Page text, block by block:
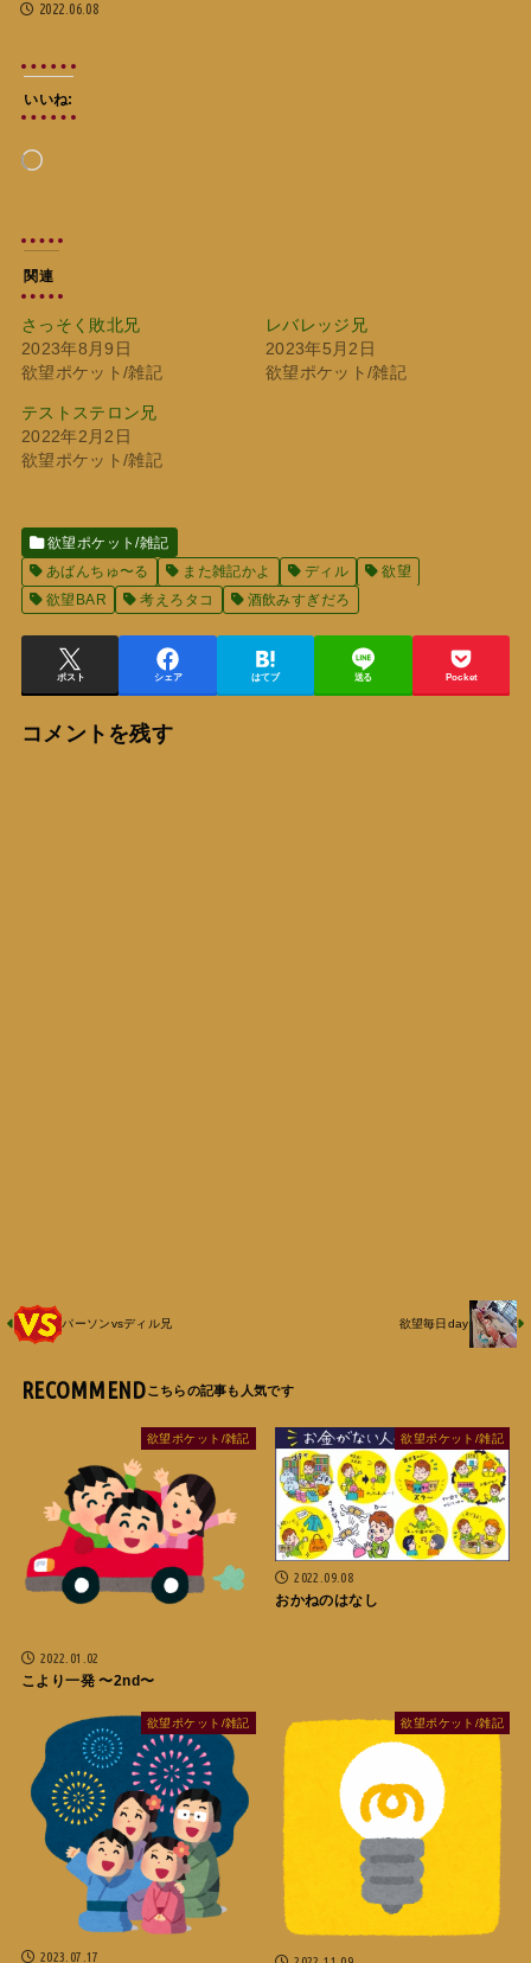
2022.06.08
いいね:
み
中…
関連
さっそく敗北兄
2023年8月9日
欲望ポケット/雑記
レバレッジ兄
2023年5月2日
欲望ポケット/雑記
テストステロン兄
2022年2月2日
欲望ポケット/雑記
欲望ポケット/雑記
あばんちゅ〜る
また雑記かよ ディル
欲望
欲望BAR
考えろタコ 酒飲みすぎだろ
ポスト シェア はてブ 送る Pocket
コメントを残す
パーソンvsディル兄 欲望毎日day
RECOMMEND
欲望ポケット/雑記
2022.01.02
こより一発 〜2nd〜
欲望ポケット/雑記
2022.09.08
おかねのはなし
欲望ポケット/雑記
2023.07.17
欲望ポケット/雑記